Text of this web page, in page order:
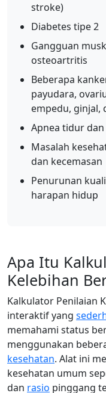
stroke)
Diabetes tipe 2
Gangguan
osteoartritis
Beberapa
payudara,
empedu, ginjal,
Apnea tidur
Masalah
dan kecemasan
Penurunan
harapan hidup
Apa Itu
Kelebihan
Kalkulator Penilaian
interaktif yang
memahami status
menggunakan
kesehatan. Alat ini
kesehatan umum
dan rasio pinggang